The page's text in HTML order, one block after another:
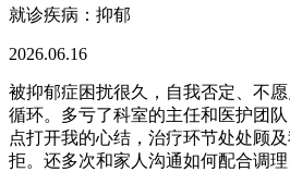
就诊疾病： 抑郁
2026.06.16
被抑郁症困扰很久，自我否定、不
循环。多亏了科室的主任和医护团
点打开我的心结，治疗环节处处顾
拒。还多次和家人沟通如何配合调